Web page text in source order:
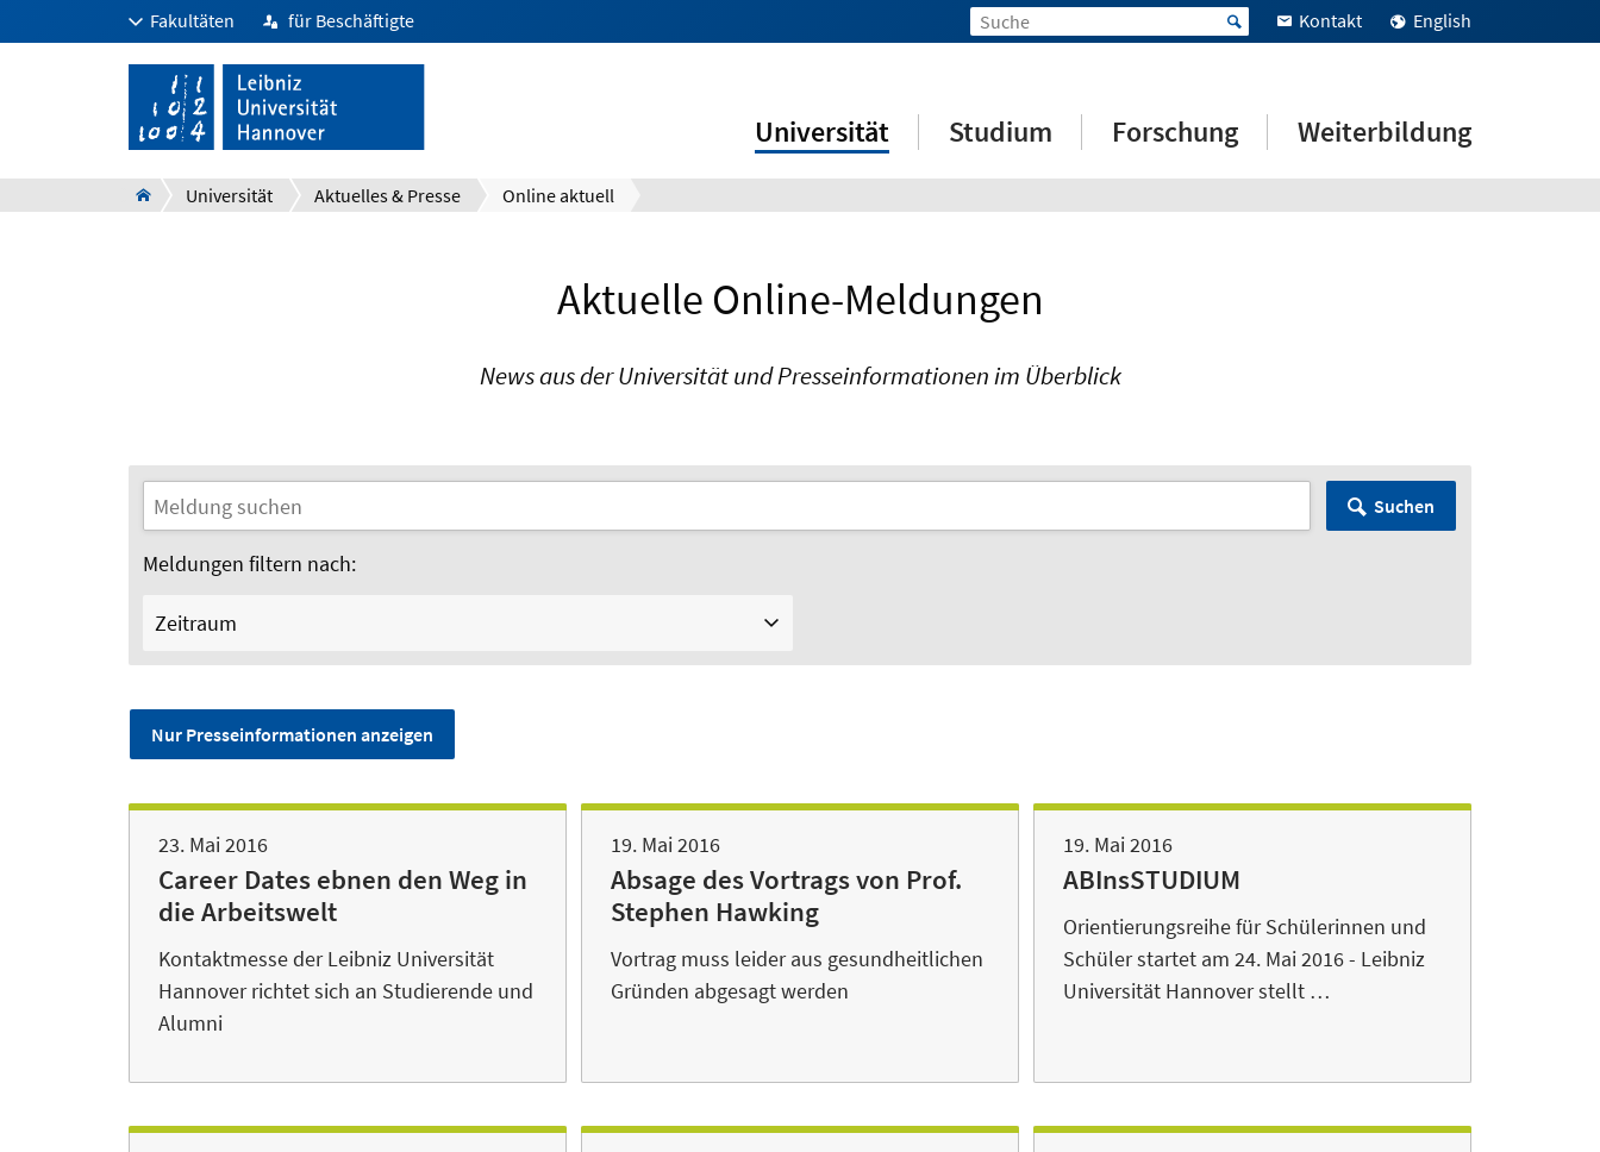
Fakultäten für Beschäftigte Kontakt English
Universität Studium Forschung Weiterbildung
Universität Aktuelles & Presse Online aktuell
Aktuelle Online-Meldungen
News aus der Universität und Presseinformationen im Überblick
Suchen
Meldungen filtern nach:
Zeitraum
Nur Presseinformationen anzeigen
23. Mai 2016
Career Dates ebnen den Weg in
die Arbeitswelt
Kontaktmesse der Leibniz Universität
Hannover richtet sich an Studierende und
Alumni
19. Mai 2016
Absage des Vortrags von Prof.
Stephen Hawking
Vortrag muss leider aus gesundheitlichen
Gründen abgesagt werden
19. Mai 2016
ABInsSTUDIUM
Orientierungsreihe für Schülerinnen und
Schüler startet am 24. Mai 2016 - Leibniz
Universität Hannover stellt …